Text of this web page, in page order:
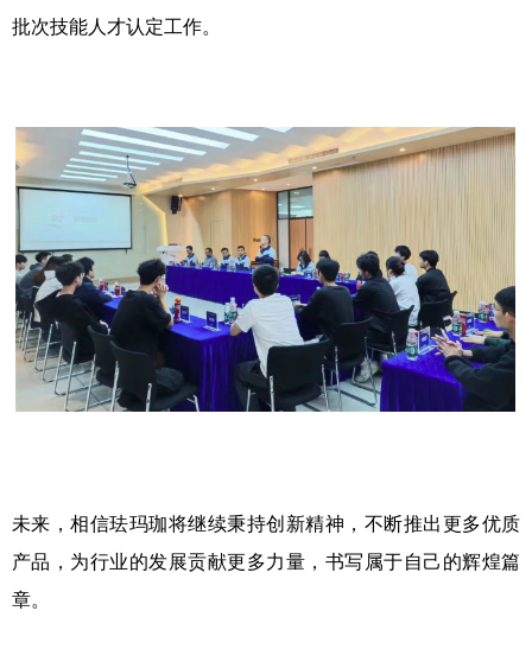
批次技能人才认定工作。
未来，相信珐玛珈将继续秉持创新精神，不断推出更多优质
产品，为行业的发展贡献更多力量，书写属于自己的辉煌篇
章。